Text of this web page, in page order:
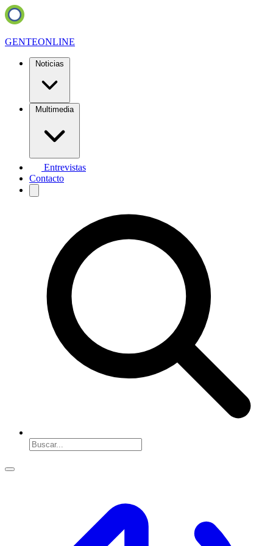
GENTEONLINE
Noticias
Multimedia
Entrevistas
Contacto